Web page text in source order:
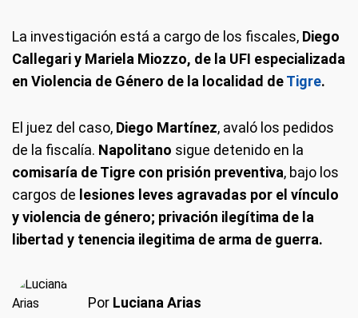
La investigación está a cargo de los fiscales, Diego
Callegari y Mariela Miozzo, de la UFI especializada
en Violencia de Género de la localidad deTigre.
El juez del caso, Diego Martínez, avaló los pedidos
de la fiscalía. Napolitano sigue detenido en la
comisaría de Tigre con prisión preventiva, bajo los
cargos de lesiones leves agravadas por el vínculo
y violencia de género; privación ilegítima de la
libertad y tenencia ilegitima de arma de guerra.
Por Luciana Arias